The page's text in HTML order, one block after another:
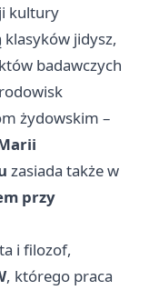
kultury
klasyków jidysz,
badawczych
żydowskim –
zasiada także w
przy
i filozof,
, którego praca